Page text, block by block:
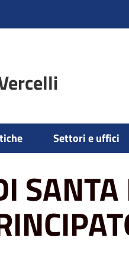
Settori e uffici
MARIA DI LUCEDIO-